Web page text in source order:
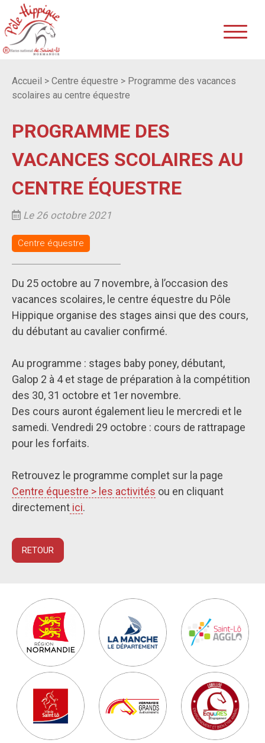
Accueil > Centre équestre > Programme des vacances
scolaires au centre équestre
PROGRAMME DES
VACANCES SCOLAIRES AU
CENTRE ÉQUESTRE
Le 26 octobre 2021
Centre équestre
Du 25 octobre au 7 novembre, à l’occasion des
vacances scolaires, le centre équestre du Pôle
Hippique organise des stages ainsi que des cours,
du débutant au cavalier confirmé.
Au programme : stages baby poney, débutant,
Galop 2 à 4 et stage de préparation à la compétition
des 30, 31 octobre et 1er novembre.
Des cours auront également lieu le mercredi et le
samedi. Vendredi 29 octobre : cours de rattrapage
pour les forfaits.
Retrouvez le programme complet sur la page
Centre équestre > les activités ou en cliquant
directement ici.
RETOUR